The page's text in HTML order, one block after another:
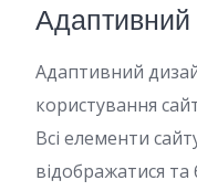
Адаптивний
Адаптивний
користування
Всі елементи
відображатися